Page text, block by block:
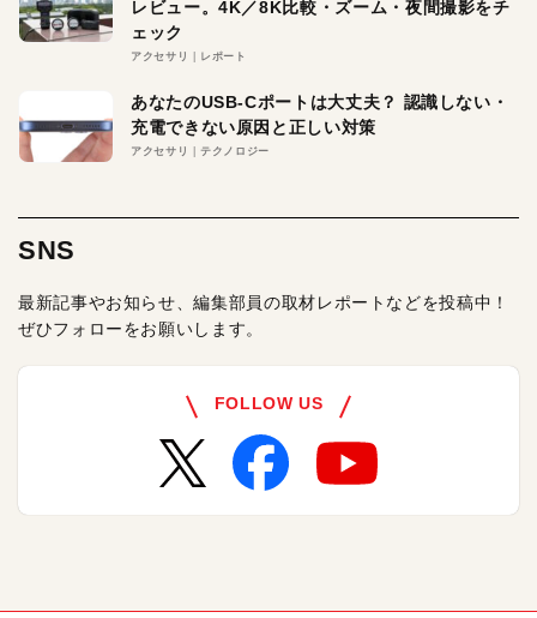
レビュー。4K／8K比較・ズーム・夜間撮影をチ
ェック
アクセサリ レポート
あなたのUSB-Cポートは大丈夫？ 認識しない・
充電できない原因と正しい対策
アクセサリ テクノロジー
SNS
最新記事やお知らせ、編集部員の取材レポートなどを投稿中！
ぜひフォローをお願いします。
FOLLOW US